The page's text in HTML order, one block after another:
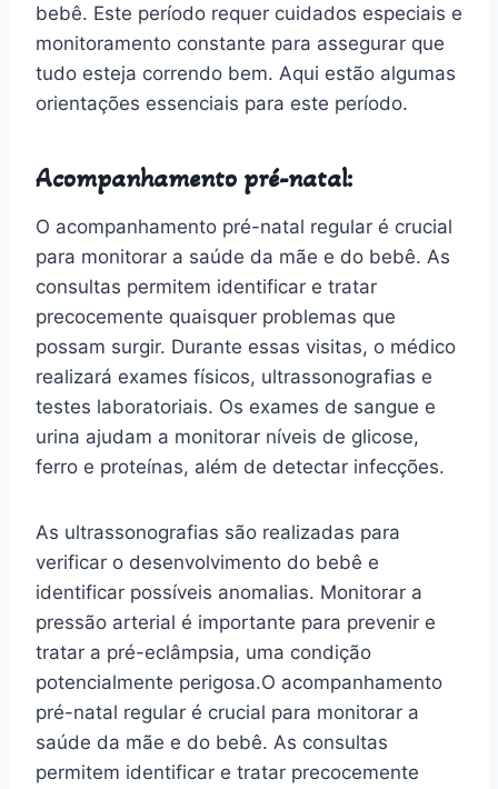
bebê. Este período requer cuidados especiais e
monitoramento constante para assegurar que
tudo esteja correndo bem. Aqui estão algumas
orientações essenciais para este período.
Acompanhamento pré-natal:
O acompanhamento pré-natal regular é crucial
para monitorar a saúde da mãe e do bebê. As
consultas permitem identificar e tratar
precocemente quaisquer problemas que
possam surgir. Durante essas visitas, o médico
realizará exames físicos, ultrassonografias e
testes laboratoriais. Os exames de sangue e
urina ajudam a monitorar níveis de glicose,
ferro e proteínas, além de detectar infecções.
As ultrassonografias são realizadas para
verificar o desenvolvimento do bebê e
identificar possíveis anomalias. Monitorar a
pressão arterial é importante para prevenir e
tratar a pré-eclâmpsia, uma condição
potencialmente perigosa.O acompanhamento
pré-natal regular é crucial para monitorar a
saúde da mãe e do bebê. As consultas
permitem identificar e tratar precocemente